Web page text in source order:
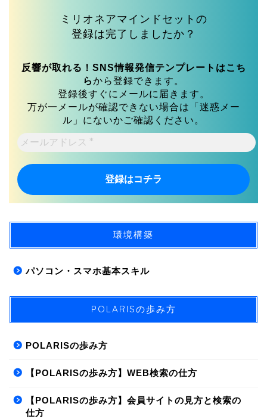
ミリオネアマインドセットの
登録は完了しましたか？
反響が取れる！SNS情報発信テンプレートはこち
らから登録できます。
登録後すぐにメールに届きます。
万が一メールが確認できない場合は「迷惑メー
ル」にないかご確認ください。
メ
ー
ル
ア
ド
レ
環境構築
パソコン・スマホ基本スキル
POLARISの歩み方
POLARISの歩み方
【POLARISの歩み方】WEB検索の仕方
【POLARISの歩み方】会員サイトの見方と検索の
仕方